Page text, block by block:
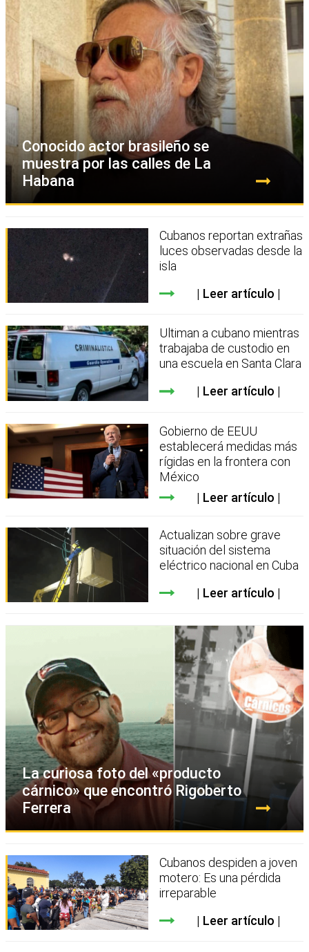
Conocido actor brasileño se
muestra por las calles de La
Habana
Cubanos reportan extrañas
luces observadas desde la
isla
Leer artículo
Ultiman a cubano mientras
trabajaba de custodio en
una escuela en Santa Clara
Leer artículo
Gobierno de EEUU
establecerá medidas más
rígidas en la frontera con
México
Leer artículo
Actualizan sobre grave
situación del sistema
eléctrico nacional en Cuba
Leer artículo
La curiosa foto del «producto
cárnico» que encontró Rigoberto
Ferrera
Cubanos despiden a joven
motero: Es una pérdida
irreparable
Leer artículo